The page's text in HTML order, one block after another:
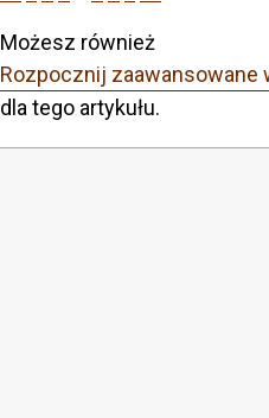
Możesz również
Rozpocznij
dla tego artykułu.